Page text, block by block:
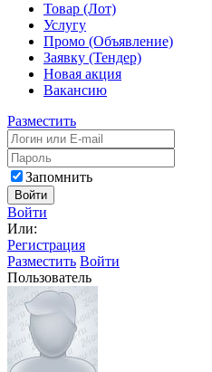
Товар (Лот)
Услугу
Промо (Объявление)
Заявку (Тендер)
Новая акция
Вакансию
Разместить
Запомнить
Войти
Войти
Или:
Регистрация
Разместить Войти
Пользователь